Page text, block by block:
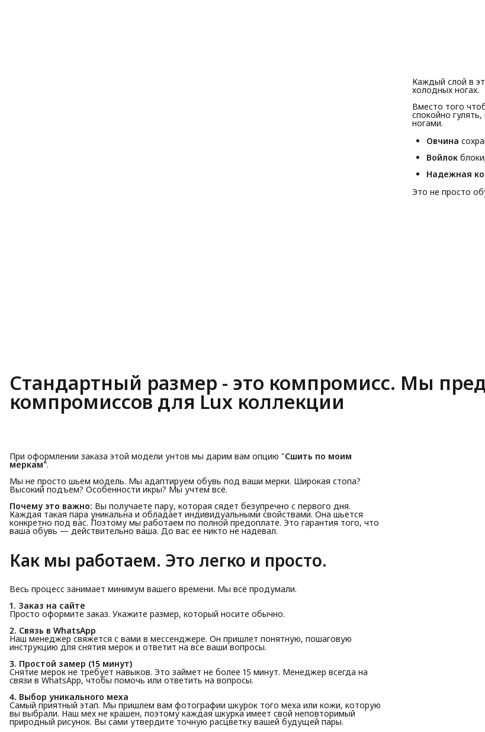
Каждый слой в
холодных ногах.
Вместо того
спокойно
ногами.
Овчина
Войлок
Надежная
Это не просто
Стандартный размер - это компромисс. Мы
компромиссов для Lux коллекции
При оформлении заказа этой модели унтов мы дарим вам опцию "Сшить по моим
меркам".
Мы не просто шьем модель. Мы адаптируем обувь под ваши мерки. Широкая стопа?
Высокий подъем? Особенности икры? Мы учтем всё.
Почему это важно: Вы получаете пару, которая сядет безупречно с первого дня.
Каждая такая пара уникальна и обладает индивидуальными свойствами. Она шьется
конкретно под вас. Поэтому мы работаем по полной предоплате. Это гарантия того, что
ваша обувь — действительно ваша. До вас ее никто не надевал.
Как мы работаем. Это легко и просто.
Весь процесс занимает минимум вашего времени. Мы всё продумали.
1. Заказ на сайте
Просто оформите заказ. Укажите размер, который носите обычно.
2. Связь в WhatsApp
Наш менеджер свяжется с вами в мессенджере. Он пришлет понятную, пошаговую
инструкцию для снятия мерок и ответит на все ваши вопросы.
3. Простой замер (15 минут)
Снятие мерок не требует навыков. Это займет не более 15 минут. Менеджер всегда на
связи в WhatsApp, чтобы помочь или ответить на вопросы.
4. Выбор уникального меха
Самый приятный этап. Мы пришлем вам фотографии шкурок того меха или кожи, которую
вы выбрали. Наш мех не крашен, поэтому каждая шкурка имеет свой неповторимый
природный рисунок. Вы сами утвердите точную расцветку вашей будущей пары.